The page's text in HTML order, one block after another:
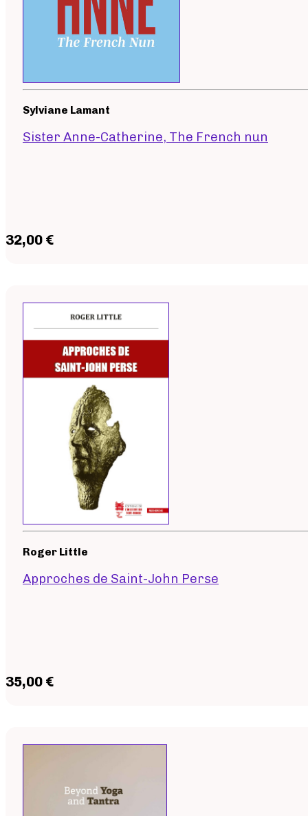
Sylviane Lamant
Sister Anne-Catherine, The French nun
32,00 €
Roger Little
Approches de Saint-John Perse
35,00 €